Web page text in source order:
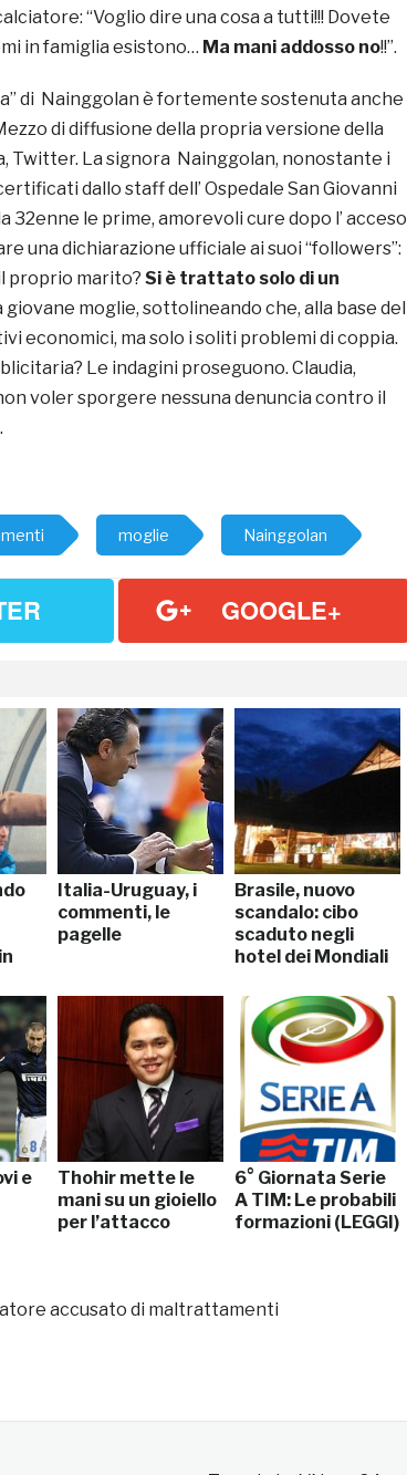
“Voglio dire una cosa a tutti!!! Dovete
in famiglia esistono… Ma mani addosso no!!”.
di Nainggolan è fortemente sostenuta anche
di diffusione della propria versione della
Twitter. La signora Nainggolan, nonostante i
dallo staff dell’ Ospedale San Giovanni
32enne le prime, amorevoli cure dopo l’ acceso
una dichiarazione ufficiale ai suoi “followers”:
proprio marito? Si è trattato solo di un
giovane moglie, sottolineando che, alla base del
economici, ma solo i soliti problemi di coppia.
Le indagini proseguono. Claudia,
voler sporgere nessuna denuncia contro il
moglie Nainggolan
GOOGLE+
Italia-Uruguay, i
commenti, le
pagelle
Brasile, nuovo
scandalo: cibo
scaduto negli
hotel dei Mondiali
e
Thohir mette le
mani su un gioiello
per l’attacco
6° Giornata Serie
A TIM: Le probabili
formazioni (LEGGI)
accusato di maltrattamenti